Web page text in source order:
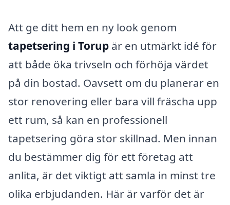
Att ge ditt hem en ny look genom
tapetsering i Torup är en utmärkt idé för
att både öka trivseln och förhöja värdet
på din bostad. Oavsett om du planerar en
stor renovering eller bara vill fräscha upp
ett rum, så kan en professionell
tapetsering göra stor skillnad. Men innan
du bestämmer dig för ett företag att
anlita, är det viktigt att samla in minst tre
olika erbjudanden. Här är varför det är